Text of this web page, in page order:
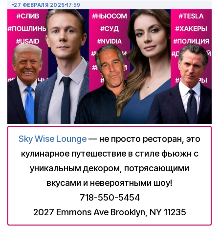
27 ФЕВРАЛЯ 2025 17:59
Sky Wise Lounge— не просто ресторан, это
кулинарное путешествие в стиле фьюжн с
уникальным декором, потрясающими
вкусами и невероятными шоу!
718-550-5454
2027 Emmons Ave Brooklyn, NY 11235